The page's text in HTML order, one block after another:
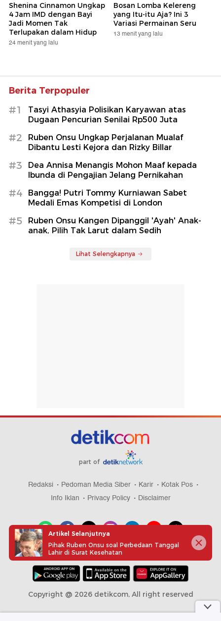
Shenina Cinnamon Ungkap
4 Jam IMD dengan Bayi
Jadi Momen Tak
Terlupakan dalam Hidup
24 menit yang lalu
Bosan Lomba Kelereng
yang Itu-itu Aja? Ini 3
Variasi Permainan Seru
13 menit yang lalu
Berita Terpopuler
#1
Tasyi Athasyia Polisikan Karyawan atas
Dugaan Pencurian Senilai Rp500 Juta
#2
Ruben Onsu Ungkap Perjalanan Mualaf
Dibantu Lesti Kejora dan Rizky Billar
#3
Dea Annisa Menangis Mohon Maaf kepada
Ibunda di Pengajian Jelang Pernikahan
#4
Bangga! Putri Tommy Kurniawan Sabet
Medali Emas Kompetisi di London
#5
Ruben Onsu Kangen Dipanggil 'Ayah' Anak-
anak, Pilih Tak Larut dalam Sedih
Lihat Selengkapnya
part of
Redaksi Pedoman Media Siber Karir
Kotak Pos
Info Iklan
Privacy Policy Disclaimer
Download aplikasi detikcom
Copyright @ 2026 detikcom, All right reserved
Artikel Selanjutnya
Pihak Ruben Onsu soal Perbedaan Tanggal
Lahir di Surat Kesehatan